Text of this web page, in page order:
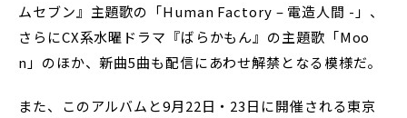
ムセブン』主題歌の「Human Factory – 電造人間 -」、
さらにCX系水曜ドラマ『ばらかもん』の主題歌「Moo
n」のほか、新曲5曲も配信にあわせ解禁となる模様だ。
また、このアルバムと9月22日・23日に開催される東京